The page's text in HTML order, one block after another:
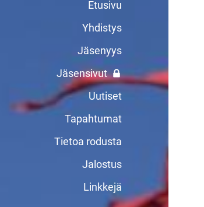
Etusivu
Yhdistys
Jäsenyys
Jäsensivut
Uutiset
Tapahtumat
Tietoa rodusta
Jalostus
Linkkejä